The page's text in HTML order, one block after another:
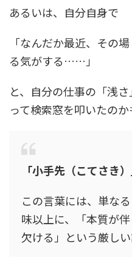
あるいは、自分自身で
「なんだか最近、その
る気がする……」
と、自分の仕事の「浅
って検索窓を叩いたのか
「小手先（こてさき）
この言葉には、単な
味以上に、「本質が
欠ける」という厳しい